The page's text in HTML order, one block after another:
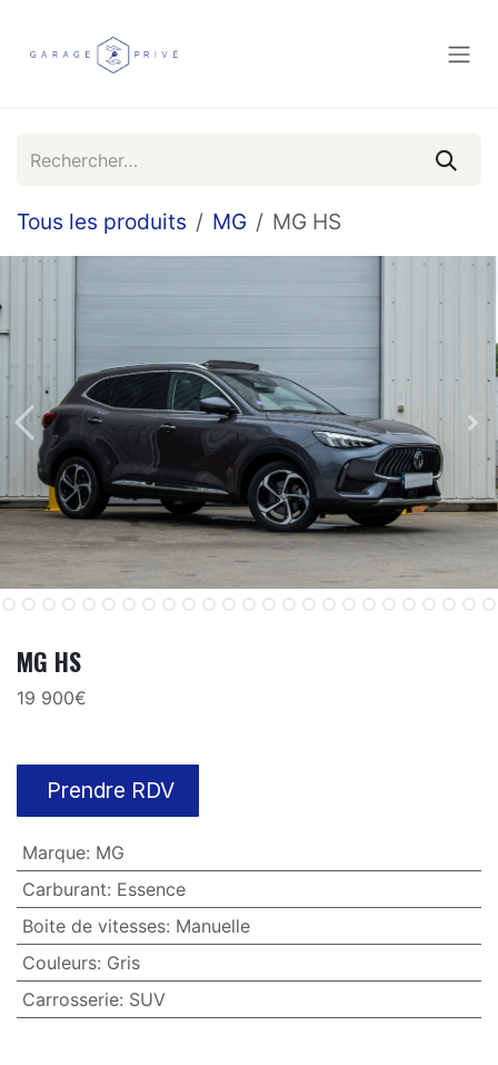
Tous les produits MG MG HS
MG HS
19 900€
Prendre RDV
Marque: MG
Carburant: Essence
Boite de vitesses: Manuelle
Couleurs: Gris
Carrosserie: SUV